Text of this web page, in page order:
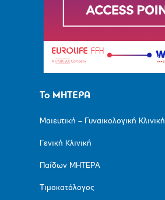
Το ΜΗΤΕΡΑ
Μαιευτική – Γυναικολογική Κλινική
Γενική Κλινική
Παίδων ΜΗΤΕΡΑ
Τιμοκατάλογος